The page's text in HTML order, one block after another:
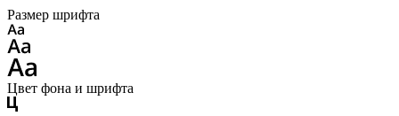
Размер шрифта
Цвет фона и шрифта